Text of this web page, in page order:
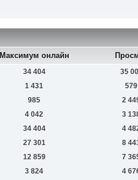
Максимум онлайн
34 404
35
1 431
985
2
4 042
3
34 404
4
27 301
8
12 859
7
3 824
4